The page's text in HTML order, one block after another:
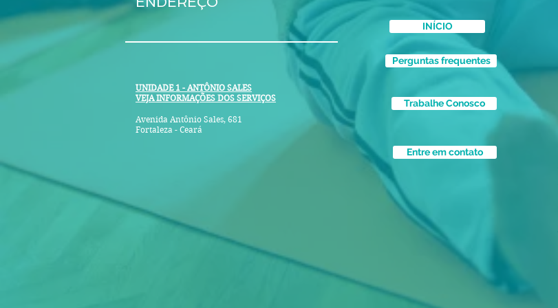
UNIDADE 1 - ANTÔNIO SALES
VEJA INFORMAÇÕES DOS SERVIÇOS
Avenida Antônio Sales, 681
Fortaleza - Ceará
INÍCIO
Perguntas frequentes
Trabalhe Conosco
Entre em contato